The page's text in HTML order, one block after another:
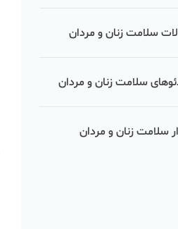
سلامت زنان و مردان
سلامت زنان و مردان
سلامت زنان و مردان